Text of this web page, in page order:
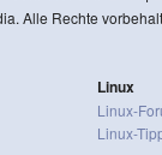
Alle Rechte
Linux
Linux-
Linux-